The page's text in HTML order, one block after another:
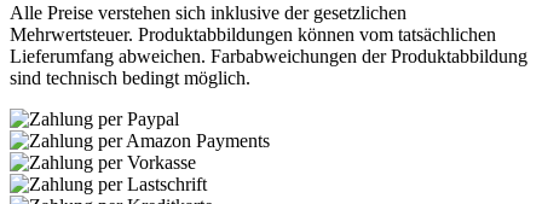
Alle Preise verstehen sich inklusive der gesetzlichen
Mehrwertsteuer. Produktabbildungen können vom tatsächlichen
Lieferumfang abweichen. Farbabweichungen der Produktabbildung
sind technisch bedingt möglich.